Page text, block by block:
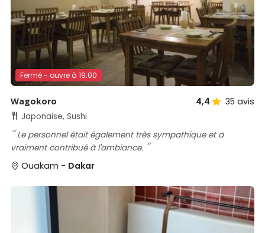
Fermé - ouvre à 19:00
Wagokoro 4,4 35 avis
Japonaise, Sushi
Le personnel était également très sympathique et a
vraiment contribué à l'ambiance.
Ouakam - Dakar